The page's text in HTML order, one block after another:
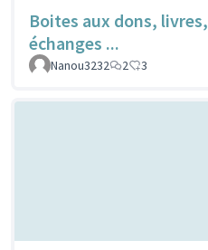
Boites aux dons, livres,
échanges ...
Nanou3232
2 3